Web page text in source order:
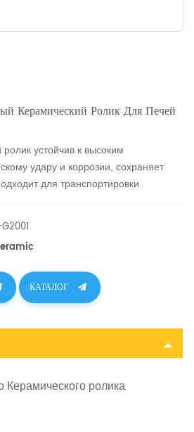
Керамический Ролик Для Печей
устойчив к высоким
удару и коррозии, сохраняет
для транспортировки
КАТАЛОГ
Керамического ролика